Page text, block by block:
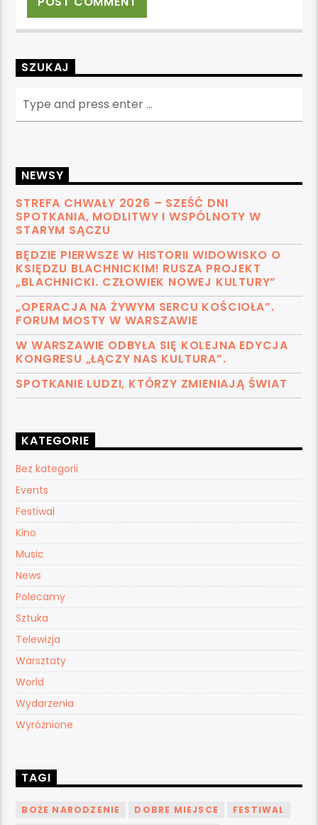
SZUKAJ
NEWSY
STREFA CHWAŁY 2026 – SZEŚĆ DNI
SPOTKANIA, MODLITWY I WSPÓLNOTY W
STARYM SĄCZU
BĘDZIE PIERWSZE W HISTORII WIDOWISKO O
KSIĘDZU BLACHNICKIM! RUSZA PROJEKT
„BLACHNICKI. CZŁOWIEK NOWEJ KULTURY”
„OPERACJA NA ŻYWYM SERCU KOŚCIOŁA”.
FORUM MOSTY W WARSZAWIE
W WARSZAWIE ODBYŁA SIĘ KOLEJNA EDYCJA
KONGRESU „ŁĄCZY NAS KULTURA”.
SPOTKANIE LUDZI, KTÓRZY ZMIENIAJĄ ŚWIAT
KATEGORIE
Bez kategorii
Events
Festiwal
Kino
Music
News
Polecamy
Sztuka
Telewizja
Warsztaty
World
Wydarzenia
Wyróżnione
TAGI
BOŻE NARODZENIE DOBRE MIEJSCE
FESTIWAL